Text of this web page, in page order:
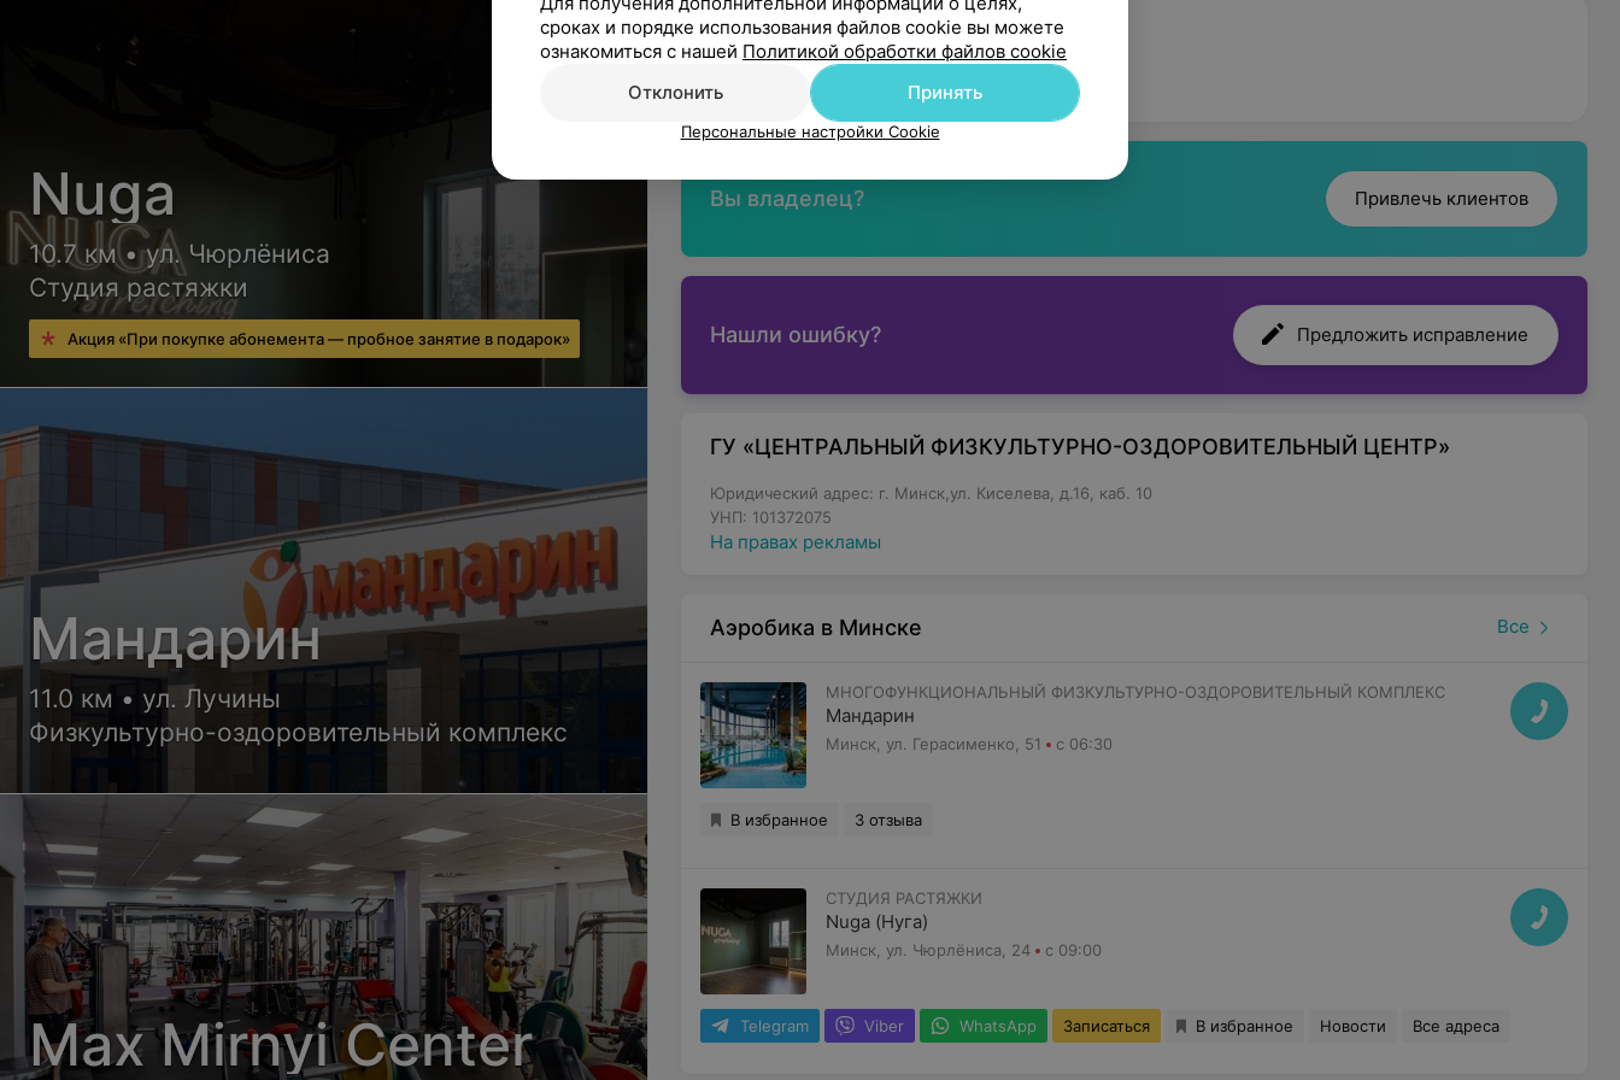
Минск, ул. Карастояновой, 41
ДО 22:00
Вы владелец? Привлечь клиентов
Нашли ошибку? Предложить исправление
ГУ «ЦЕНТРАЛЬНЫЙ ФИЗКУЛЬТУРНО-ОЗДОРОВИТЕЛЬНЫЙ ЦЕНТР»
Юридический адрес: г. Минск,ул. Киселева, д.16, каб. 10
УНП: 101372075
На правах рекламы
Аэробика в Минске Все
МНОГОФУНКЦИОНАЛЬНЫЙ ФИЗКУЛЬТУРНО-ОЗДОРОВИТЕЛЬНЫЙ КОМПЛЕКС
Мандарин
Минск, ул. Герасименко, 51 с 06:30
В избранное 3 отзыва
СТУДИЯ РАСТЯЖКИ
Nuga (Нуга)
Минск, ул. Чюрлёниса, 24 с 09:00
Telegram Viber WhatsApp Записаться В избранное Новости Все адреса
Nuga
10.7 км • ул. Чюрлёниса
Студия растяжки
Акция «При покупке абонемента — пробное занятие в подарок»
Мандарин
11.0 км • ул. Лучины
Физкультурно-оздоровительный комплекс
Max Mirnyi Center
сроках и порядке использования файлов cookie вы можете
ознакомиться с нашей Политикой обработки файлов cookie
Отклонить
Принять
Персональные настройки Cookie